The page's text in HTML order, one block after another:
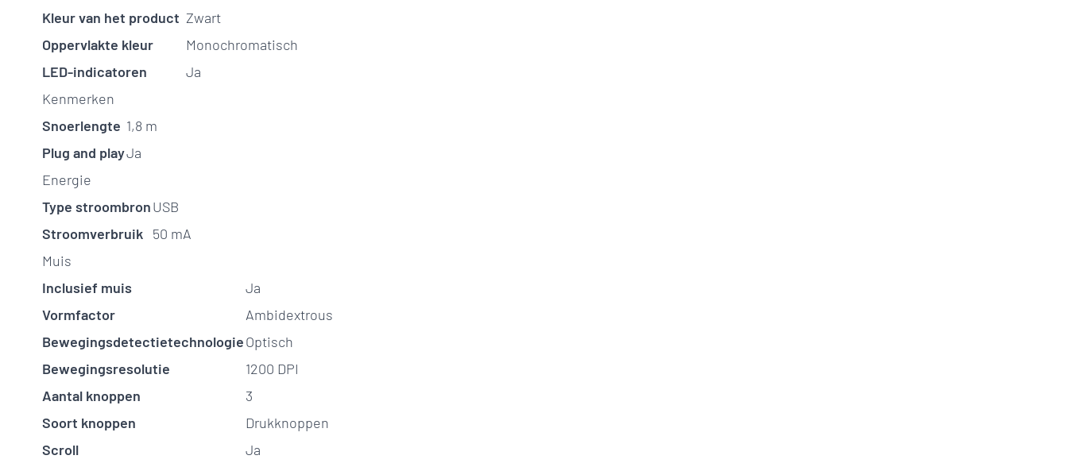
Kleur van het product Zwart
Oppervlakte kleur
Monochromatisch
LED-indicatoren
Ja
Kenmerken
Snoerlengte 1,8 m
Plug and playJa
Energie
Type stroombronUSB
Stroomverbruik 50 mA
Muis
Inclusief muis
Ja
Vormfactor
Ambidextrous
BewegingsdetectietechnologieOptisch
Bewegingsresolutie
1200 DPI
Aantal knoppen
3
Soort knoppen
Drukknoppen
Scroll
Ja